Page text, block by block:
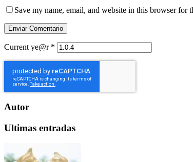
Save my name, email, and website in this browser for
Current ye@r *
Autor
Ultimas entradas